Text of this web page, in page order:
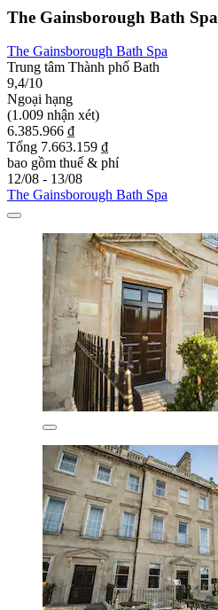
The Gainsborough Bath Spa
The Gainsborough Bath Spa
Trung tâm Thành phố Bath
9,4/10
Ngoại hạng
(1.009 nhận xét)
6.385.966 ₫
Tổng 7.663.159 ₫
bao gồm thuế & phí
12/08 - 13/08
The Gainsborough Bath Spa